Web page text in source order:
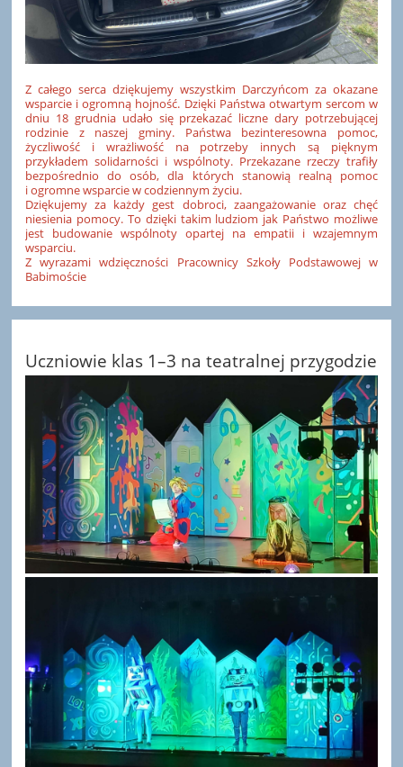
Z całego serca dziękujemy wszystkim Darczyńcom za okazane
wsparcie i ogromną hojność. Dzięki Państwa otwartym sercom w
dniu 18 grudnia udało się przekazać liczne dary potrzebującej
rodzinie z naszej gminy. Państwa bezinteresowna pomoc,
życzliwość i wrażliwość na potrzeby innych są pięknym
przykładem solidarności i wspólnoty. Przekazane rzeczy trafiły
bezpośrednio do osób, dla których stanowią realną pomoc
i ogromne wsparcie w codziennym życiu.
Dziękujemy za każdy gest dobroci, zaangażowanie oraz chęć
niesienia pomocy. To dzięki takim ludziom jak Państwo możliwe
jest budowanie wspólnoty opartej na empatii i wzajemnym
wsparciu.
Z wyrazami wdzięczności Pracownicy Szkoły Podstawowej w
Babimoście
Uczniowie klas 1–3 na teatralnej przygodzie